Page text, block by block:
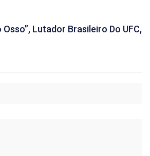
Lutador Brasileiro Do UFC,